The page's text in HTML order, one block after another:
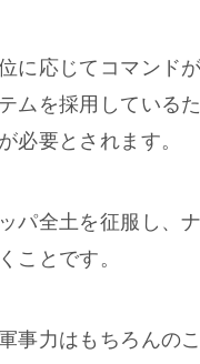
に応じてコマンド
ムを採用している
必要とされます。
パ全土を征服し、
ことです。
事力はもちろんの